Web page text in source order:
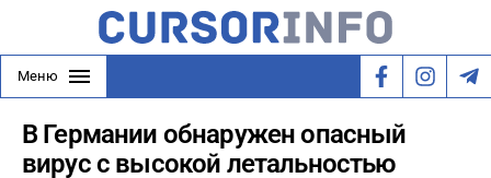
Меню
В Германии обнаружен опасный
вирус с высокой летальностью